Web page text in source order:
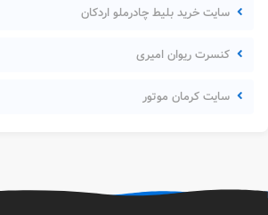
سایت خرید بلیط چادرملو اردکان
کنسرت ریوان امیری
سایت کرمان موتور